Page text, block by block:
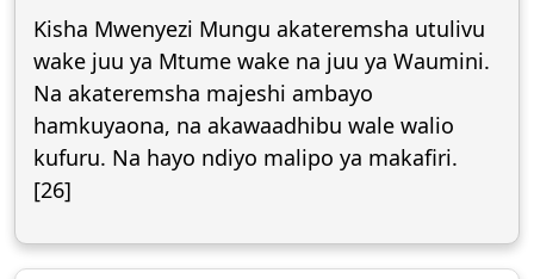
Kisha Mwenyezi Mungu akateremsha utulivu
wake juu ya Mtume wake na juu ya Waumini.
Na akateremsha majeshi ambayo
hamkuyaona, na akawaadhibu wale walio
kufuru. Na hayo ndiyo malipo ya makafiri.
[26]